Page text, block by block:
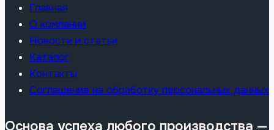
Главная
О компании
Новости и статьи
Каталог
Контакты
Соглашение на обработку персональных данных